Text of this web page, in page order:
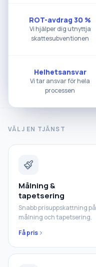
ROT-avdrag 30 %
Vi hjälper dig utnyttja
skattesubventionen
Helhetsansvar
Vi tar ansvar för hela
processen
VÄLJ EN TJÄNST
Målning &
tapetsering
Snabb prisuppskattning på
målning och tapetsering.
Få pris